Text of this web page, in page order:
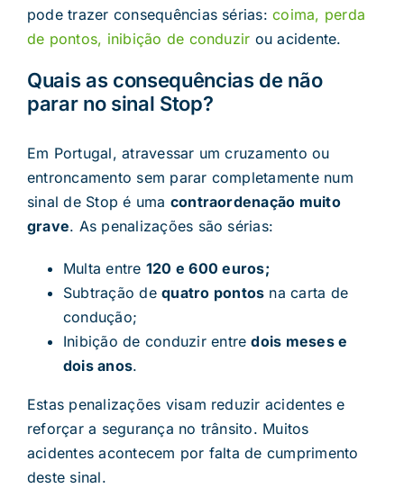
pode trazer consequências sérias:coima, perda
de pontos, inibição de conduzir ou acidente.
Quais as consequências de não
parar no sinal Stop?
Em Portugal, atravessar um cruzamento ou
entroncamento sem parar completamente num
sinal de Stop é uma contraordenação muito
grave. As penalizações são sérias:
Multa entre 120 e600 euros;
Subtração dequatro pontos na carta de
condução;
Inibição de conduzir entredois meses e
dois anos.
Estas penalizações visam reduzir acidentes e
reforçar a segurança no trânsito. Muitos
acidentes acontecem por falta de cumprimento
deste sinal.